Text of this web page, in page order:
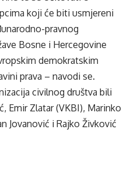
koji će biti usmjereni
pravnog
Bosne i Hercegovine
demokratskim
prava – navodi se.
civilnog društva bili
Emir Zlatar (VKBI), Marinko
Jovanović i Rajko Živković